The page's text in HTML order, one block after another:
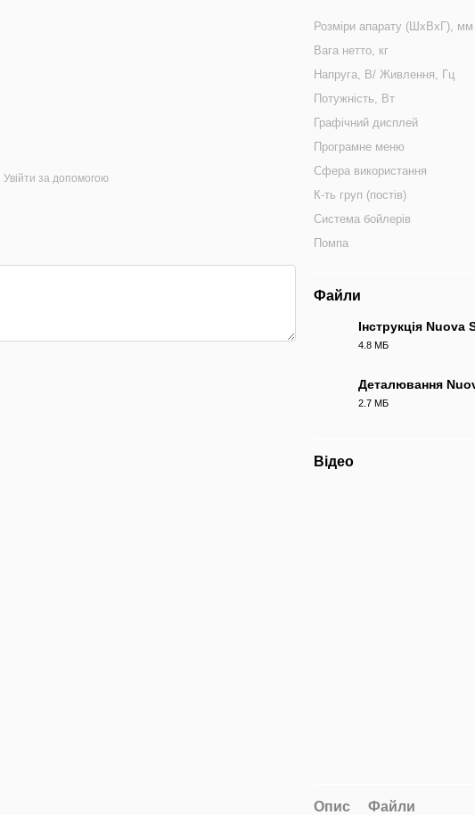
Увійти за допомогою
Розміри апарату (ШхВхГ), мм
Вага нетто, кг
Напруга, В/ Живлення, Гц
Потужність, Вт
Графічний дисплей
Програмне меню
Сфера використання
К-ть груп (постів)
Система бойлерів
Помпа
Файли
Інструкція
4.8 МБ
Деталювання
2.7 МБ
Відео
Опис Файли